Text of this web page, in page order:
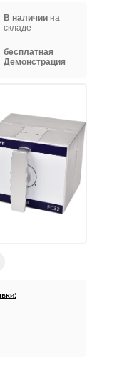
В наличии на
складе
бесплатная
Демонстрация